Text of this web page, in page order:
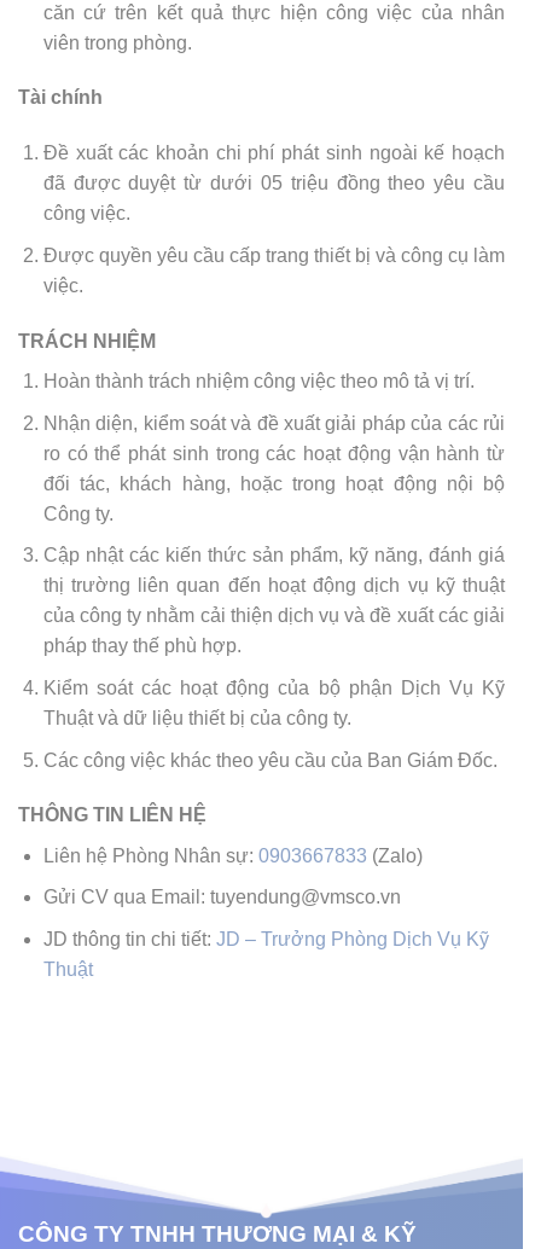
căn cứ trên kết quả thực hiện công việc của nhân
viên trong phòng.
Tài chính
Đề xuất các khoản chi phí phát sinh ngoài kế hoạch
đã được duyệt từ dưới 05 triệu đồng theo yêu cầu
công việc.
Được quyền yêu cầu cấp trang thiết bị và công cụ làm
việc.
TRÁCH NHIỆM
Hoàn thành trách nhiệm công việc theo mô tả vị trí.
Nhận diện, kiểm soát và đề xuất giải pháp của các rủi
ro có thể phát sinh trong các hoạt động vận hành từ
đối tác, khách hàng, hoặc trong hoạt động nội bộ
Công ty.
Cập nhật các kiến thức sản phẩm, kỹ năng, đánh giá
thị trường liên quan đến hoạt động dịch vụ kỹ thuật
của công ty nhằm cải thiện dịch vụ và đề xuất các giải
pháp thay thế phù hợp.
Kiểm soát các hoạt động của bộ phận Dịch Vụ Kỹ
Thuật và dữ liệu thiết bị của công ty.
Các công việc khác theo yêu cầu của Ban Giám Đốc.
THÔNG TIN LIÊN HỆ
Liên hệ Phòng Nhân sự: 0903667833 (Zalo)
Gửi CV qua Email: tuyendung@vmsco.vn
JD thông tin chi tiết: JD – Trưởng Phòng Dịch Vụ Kỹ
Thuật
CÔNG TY TNHH THƯƠNG MẠI & KỸ